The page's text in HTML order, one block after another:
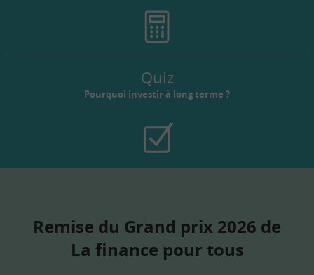
Quiz
Pourquoi investir à long terme ?
Remise du Grand prix 2026 de
La finance pour tous